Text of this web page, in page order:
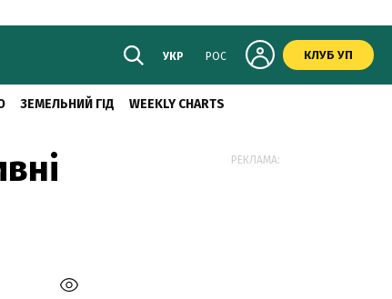
УКР РОС КЛУБ УП
ЗЕМЕЛЬНИЙ ГІД WEEKLY CHARTS
РЕКЛАМА: